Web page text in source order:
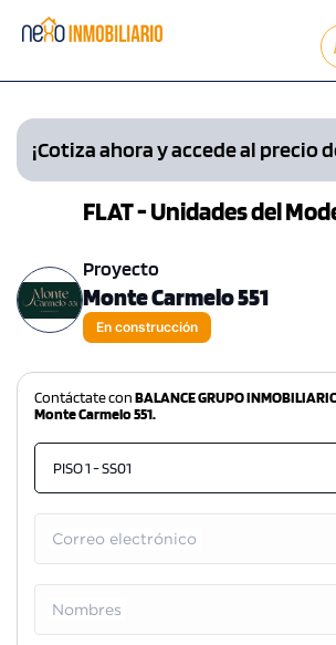
¡Cotiza ahora y accede al precio
FLAT - Unidades del
Proyecto
Monte Carmelo 551
En construcción
Contáctate conBALANCE GRUPO
Monte Carmelo 551.
PISO 1 - SS01
Correo electrónico
Nombres